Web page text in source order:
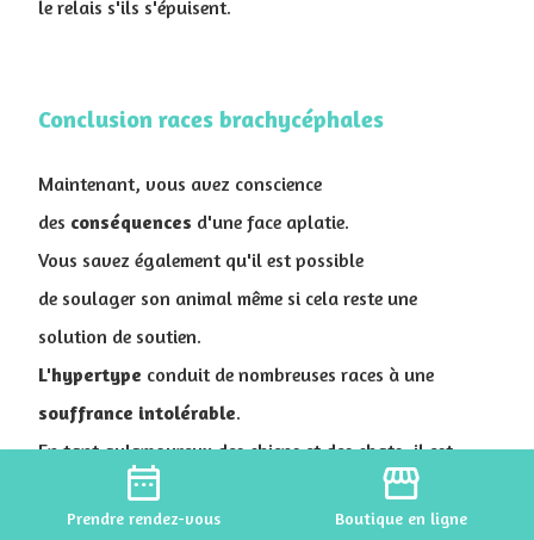
le relais s'ils s'épuisent.
Conclusion races brachycéphales
Maintenant, vous avez conscience
des conséquences d'une face aplatie.
Vous savez également qu'il est possible
de soulager son animal même si cela reste une
solution de soutien.
L'hypertype conduit de nombreuses races à une
souffrance intolérable.
En tant qu'amoureux des chiens et des chats, il est
essentiel de primer la santé sur le côté mignon ou
esthétique.
date_range
Prendre rendez-vous
storefront
Boutique en ligne